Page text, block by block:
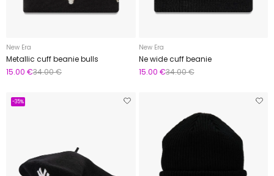
New Era
Metallic cuff beanie bulls
15.00 €34.00 €
New Era
Ne wide cuff beanie
15.00 €34.00 €
-35%